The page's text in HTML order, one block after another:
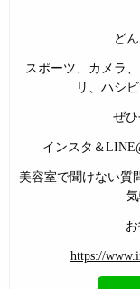
ど
スポーツ、カメラ
リ、ハシ
ぜ
インスタ＆
美容室で聞けない質
https://